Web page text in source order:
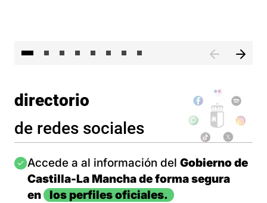
directorio
de redes sociales
Imagen
Accede a al información del Gobierno de
Castilla-La Mancha de forma segura
en
los perfiles oficiales.